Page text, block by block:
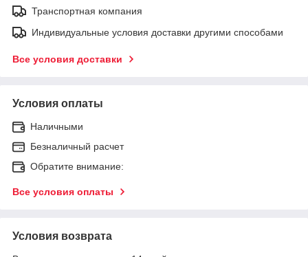
Транспортная компания
Индивидуальные условия доставки другими способами
Все условия доставки
Условия оплаты
Наличными
Безналичный расчет
Обратите внимание:
Все условия оплаты
Условия возврата